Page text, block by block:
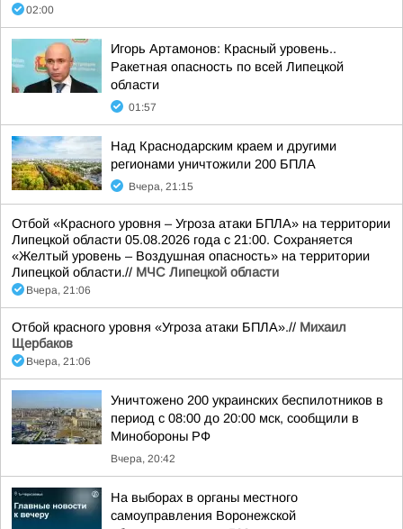
02:00
Игорь Артамонов: Красный уровень..
Ракетная опасность по всей Липецкой
области
01:57
Над Краснодарским краем и другими
регионами уничтожили 200 БПЛА
Вчера, 21:15
Отбой «Красного уровня – Угроза атаки БПЛА» на территории
Липецкой области 05.08.2026 года с 21:00. Сохраняется
«Желтый уровень – Воздушная опасность» на территории
Липецкой области.// МЧС Липецкой области
Вчера, 21:06
Отбой красного уровня «Угроза атаки БПЛА».// Михаил
Щербаков
Вчера, 21:06
Уничтожено 200 украинских беспилотников в
период с 08:00 до 20:00 мск, сообщили в
Минобороны РФ
Вчера, 20:42
На выборах в органы местного
самоуправления Воронежской